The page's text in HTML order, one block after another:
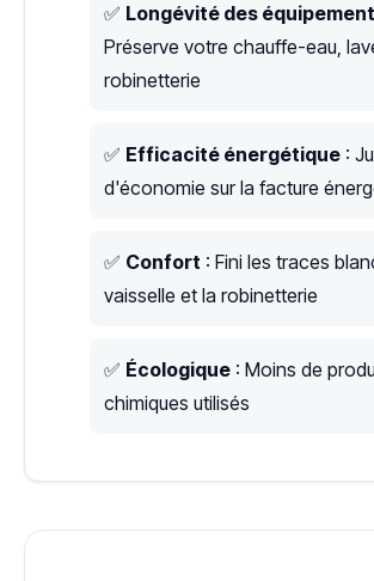
✅ Longévité des
Préserve votre chauffe-eau,
robinetterie
✅ Efficacité énergétique :
d'économie sur la facture
✅ Confort : Fini les traces
vaisselle et la robinetterie
✅ Écologique : Moins de
chimiques utilisés